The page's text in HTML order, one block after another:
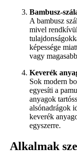
Bambusz-
A bambusz
mivel
képessége
vagy
Keverék
Sok modern
egyesíti a
anyagok
alsónadrágok
keverék
egyszerre.
Alkalmak